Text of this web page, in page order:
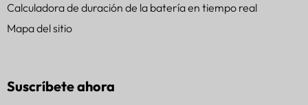
Calculadora de duración de la batería en tiempo real
Mapa del sitio
Suscríbete ahora